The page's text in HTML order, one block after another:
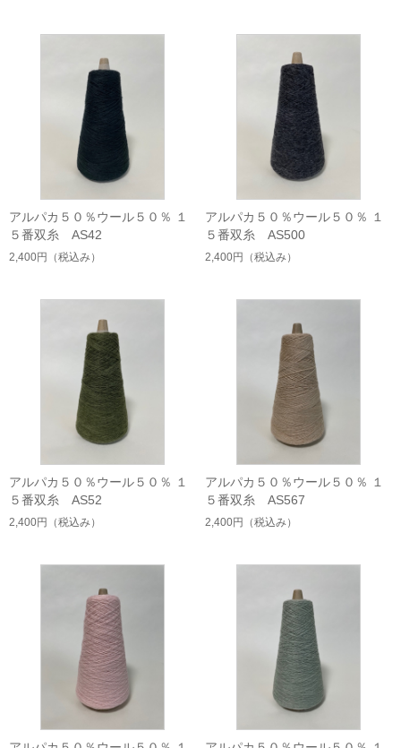
アルパカ５０％ウール５０％ １
５番双糸 AS42
2,400円 （税込み）
アルパカ５０％ウール５０％ １
５番双糸 AS500
2,400円 （税込み）
アルパカ５０％ウール５０％ １
５番双糸 AS52
2,400円 （税込み）
アルパカ５０％ウール５０％ １
５番双糸 AS567
2,400円 （税込み）